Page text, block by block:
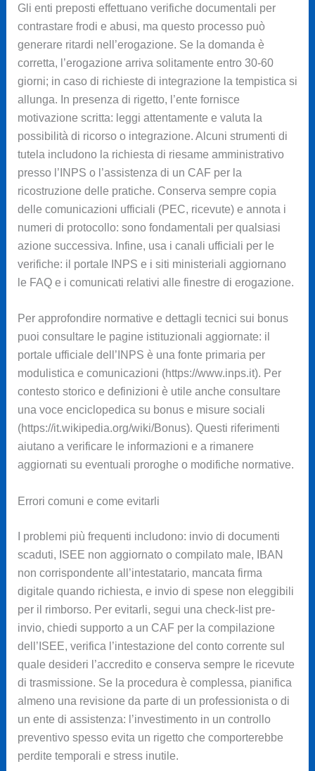
Gli enti preposti effettuano verifiche documentali per
contrastare frodi e abusi, ma questo processo può
generare ritardi nell’erogazione. Se la domanda è
corretta, l’erogazione arriva solitamente entro 30-60
giorni; in caso di richieste di integrazione la tempistica si
allunga. In presenza di rigetto, l’ente fornisce
motivazione scritta: leggi attentamente e valuta la
possibilità di ricorso o integrazione. Alcuni strumenti di
tutela includono la richiesta di riesame amministrativo
presso l’INPS o l’assistenza di un CAF per la
ricostruzione delle pratiche. Conserva sempre copia
delle comunicazioni ufficiali (PEC, ricevute) e annota i
numeri di protocollo: sono fondamentali per qualsiasi
azione successiva. Infine, usa i canali ufficiali per le
verifiche: il portale INPS e i siti ministeriali aggiornano
le FAQ e i comunicati relativi alle finestre di erogazione.
Per approfondire normative e dettagli tecnici sui bonus
puoi consultare le pagine istituzionali aggiornate: il
portale ufficiale dell’INPS è una fonte primaria per
modulistica e comunicazioni (https://www.inps.it). Per
contesto storico e definizioni è utile anche consultare
una voce enciclopedica su bonus e misure sociali
(https://it.wikipedia.org/wiki/Bonus). Questi riferimenti
aiutano a verificare le informazioni e a rimanere
aggiornati su eventuali proroghe o modifiche normative.
Errori comuni e come evitarli
I problemi più frequenti includono: invio di documenti
scaduti, ISEE non aggiornato o compilato male, IBAN
non corrispondente all’intestatario, mancata firma
digitale quando richiesta, e invio di spese non eleggibili
per il rimborso. Per evitarli, segui una check-list pre-
invio, chiedi supporto a un CAF per la compilazione
dell’ISEE, verifica l’intestazione del conto corrente sul
quale desideri l’accredito e conserva sempre le ricevute
di trasmissione. Se la procedura è complessa, pianifica
almeno una revisione da parte di un professionista o di
un ente di assistenza: l’investimento in un controllo
preventivo spesso evita un rigetto che comporterebbe
perdite temporali e stress inutile.